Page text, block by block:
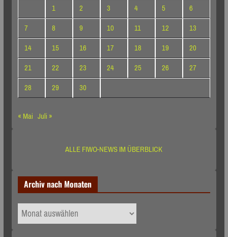
1
2 3 4 5
6
7
8 9 10 11 12
13
14
15 16 17 18 19
20
21
22 23 24 25 26
27
28
29
30
« Mai Juli »
ALLE FIWO-NEWS IM ÜBERBLICK
Archiv nach Monaten
Archiv
nach